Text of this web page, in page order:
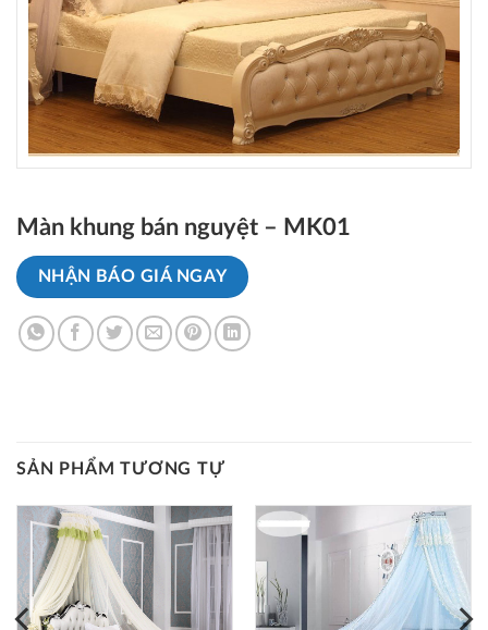
Màn khung bán nguyệt – MK01
NHẬN BÁO GIÁ NGAY
SẢN PHẨM TƯƠNG TỰ